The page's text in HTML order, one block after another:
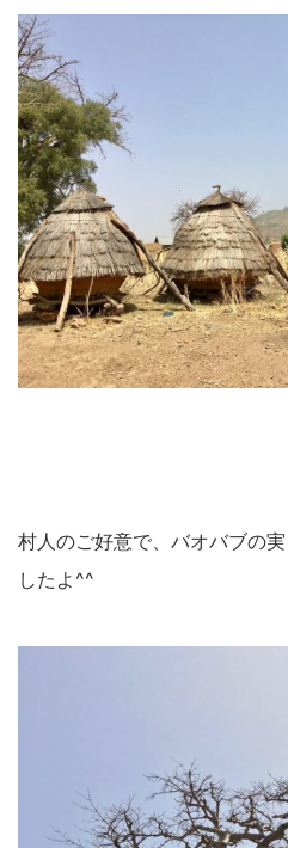
村人のご好意で、バオバブの
したよ^^